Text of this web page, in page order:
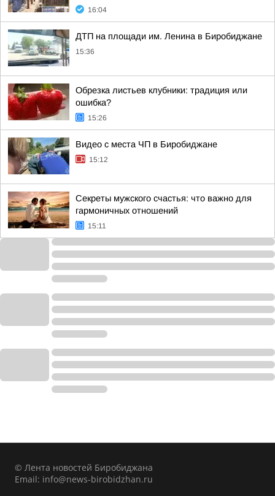
16:04
ДТП на площади им. Ленина в Биробиджане
15:36
Обрезка листьев клубники: традиция или
ошибка?
15:26
Видео с места ЧП в Биробиджане
15:12
Секреты мужского счастья: что важно для
гармоничных отношений
15:11
© Лента новостей Биробиджана
Email: info@news-birobidzhan.ru